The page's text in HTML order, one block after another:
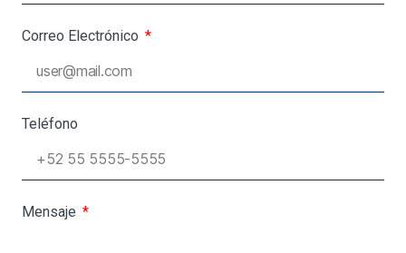
Correo Electrónico
Teléfono
Mensaje